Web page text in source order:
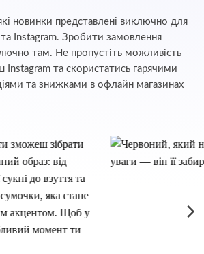
новинки представлені виключно для
Instagram. Зробити замовлення
там. Не пропустіть можливість
Instagram та скористатись гарячими
та знижками в офлайн магазинах